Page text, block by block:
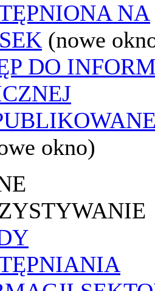
NA
(nowe
DO
okno)